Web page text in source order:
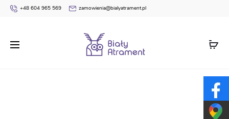
+48 604 965 569 zamowienia@bialyatrament.pl
Nagrody Dyrektora
Dyrektora dla nauczycieli